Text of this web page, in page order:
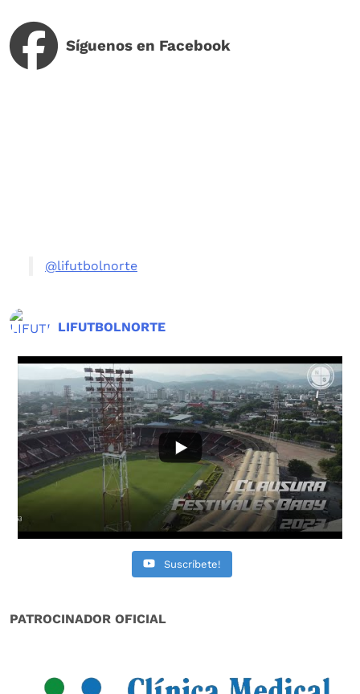
Síguenos en Facebook
@lifutbolnorte
LIFUTBOLNORTE
Suscríbete!
PATROCINADOR OFICIAL